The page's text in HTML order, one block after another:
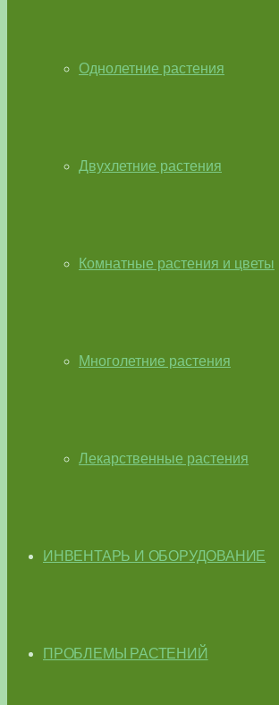
Однолетние растения
Двухлетние растения
Комнатные растения и цветы
Многолетние растения
Лекарственные растения
ИНВЕНТАРЬ И ОБОРУДОВАНИЕ
ПРОБЛЕМЫ РАСТЕНИЙ